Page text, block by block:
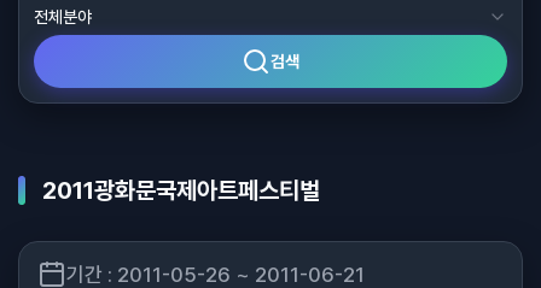
검색
2011광화문국제아트페스티벌
기간 : 2011-05-26 ~ 2011-06-21